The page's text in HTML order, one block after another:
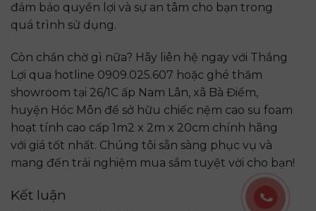
đảm bảo quyền lợi và sự an tâm cho bạn trong
quá trình sử dụng.
Còn chần chờ gì nữa? Hãy liên hệ ngay với Thắng
Lợi qua hotline 0909.025.607 hoặc ghé thăm
showroom tại 26/1C ấp Nam Lân, xã Bà Điểm,
huyện Hóc Môn để sở hữu chiếc nệm cao su foam
hoạt tính cao cấp 1m2 x 2m x 20cm chính hãng
với giá tốt nhất. Chúng tôi sẵn sàng phục vụ và
mang đến trải nghiệm mua sắm tuyệt vời cho bạn!
Kết luận